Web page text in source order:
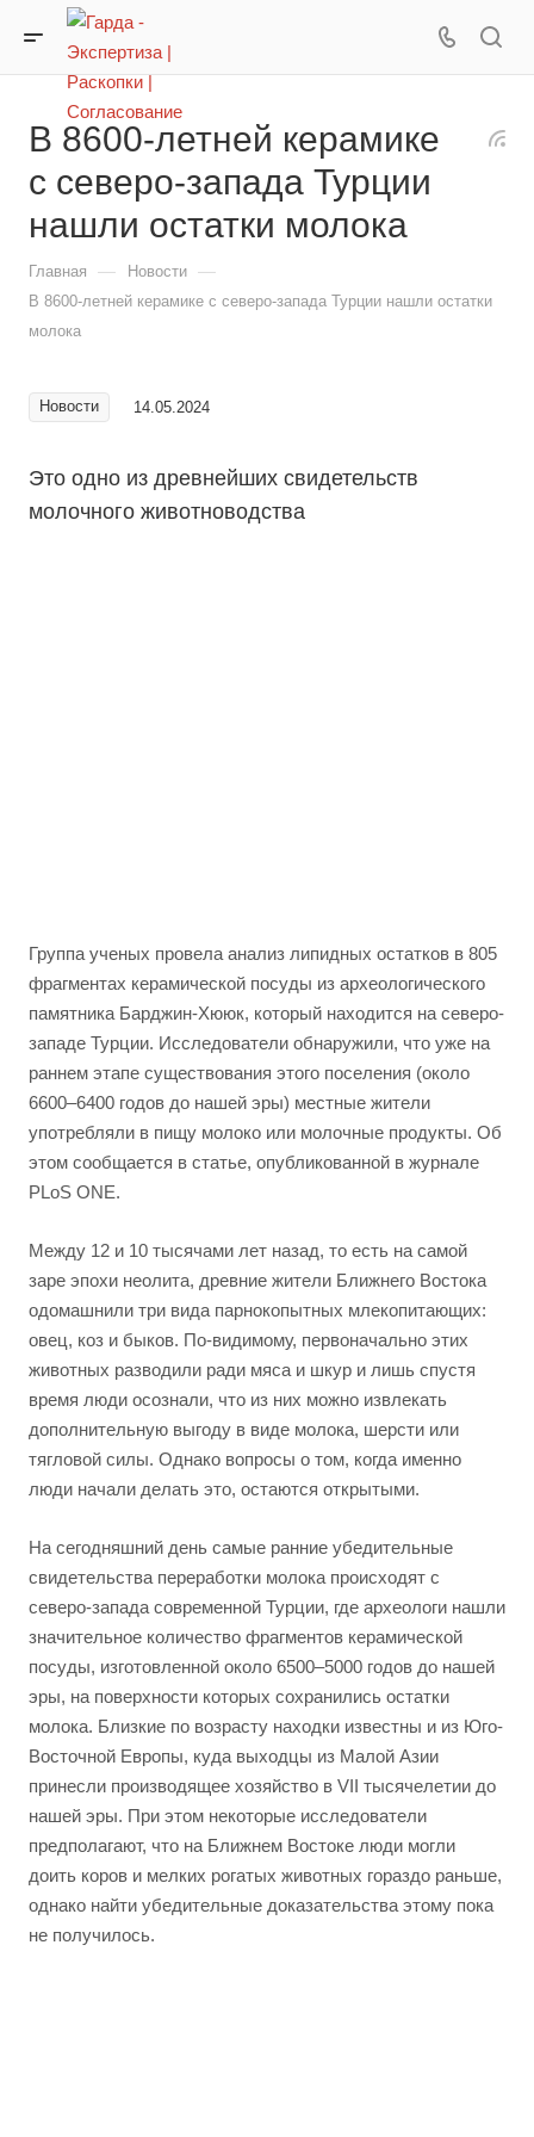
В 8600-летней керамике
с северо-запада Турции
нашли остатки молока
Главная — Новости —
В 8600-летней керамике с северо-запада Турции нашли остатки
молока
Новости 14.05.2024
Это одно из древнейших свидетельств
молочного животноводства
Группа ученых провела анализ липидных остатков в 805
фрагментах керамической посуды из археологического
памятника Барджин-Хююк, который находится на северо-
западе Турции. Исследователи обнаружили, что уже на
раннем этапе существования этого поселения (около
6600–6400 годов до нашей эры) местные жители
употребляли в пищу молоко или молочные продукты. Об
этом сообщается в статье, опубликованной в журнале
PLoS ONE.
Между 12 и 10 тысячами лет назад, то есть на самой
заре эпохи неолита, древние жители Ближнего Востока
одомашнили три вида парнокопытных млекопитающих:
овец, коз и быков. По-видимому, первоначально этих
животных разводили ради мяса и шкур и лишь спустя
время люди осознали, что из них можно извлекать
дополнительную выгоду в виде молока, шерсти или
тягловой силы. Однако вопросы о том, когда именно
люди начали делать это, остаются открытыми.
На сегодняшний день самые ранние убедительные
свидетельства переработки молока происходят с
северо-запада современной Турции, где археологи нашли
значительное количество фрагментов керамической
посуды, изготовленной около 6500–5000 годов до нашей
эры, на поверхности которых сохранились остатки
молока. Близкие по возрасту находки известны и из Юго-
Восточной Европы, куда выходцы из Малой Азии
принесли производящее хозяйство в VII тысячелетии до
нашей эры. При этом некоторые исследователи
предполагают, что на Ближнем Востоке люди могли
доить коров и мелких рогатых животных гораздо раньше,
однако найти убедительные доказательства этому пока
не получилось.